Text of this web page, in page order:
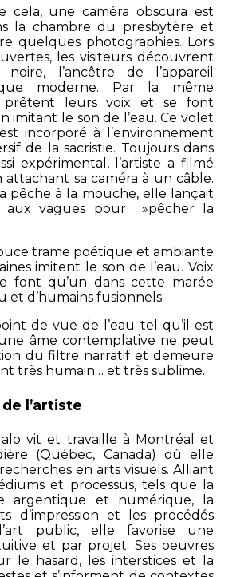
cela, une caméra obscura est
la chambre du presbytère et
quelques photographies. Lors
les visiteurs découvrent
l’ancêtre de l’appareil
moderne. Par la même
prêtent leurs voix et se font
imitant le son de l’eau. Ce volet
incorporé à l’environnement
de la sacristie. Toujours dans
expérimental, l’artiste a filmé
attachant sa caméra à un câble.
pêche à la mouche, elle lançait
aux vagues pour »pêcher la
trame poétique et ambiante
imitent le son de l’eau. Voix
font qu’un dans cette marée
et d’humains fusionnels.
de vue de l’eau tel qu’il est
âme contemplative ne peut
du filtre narratif et demeure
très humain… et très sublime.
l’artiste
vit et travaille à Montréal et
(Québec, Canada) où elle
en arts visuels. Alliant
et processus, tels que la
argentique et numérique, la
d’impression et les procédés
public, elle favorise une
et par projet. Ses oeuvres
le hasard, les interstices et la